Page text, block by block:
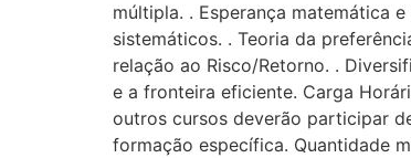
múltipla. . Esperança matemática
sistemáticos. . Teoria da
relação ao Risco/Retorno. .
e a fronteira eficiente. Carga
outros cursos deverão participar
formação específica. Quantidade